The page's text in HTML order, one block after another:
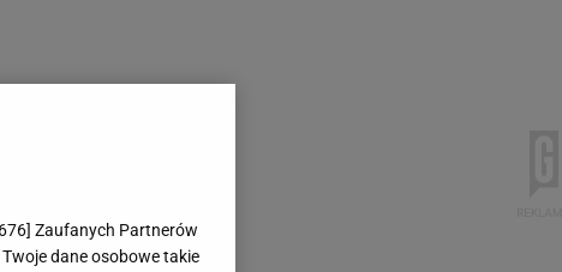
676] Zaufanych Partnerów
dane osobowe takie